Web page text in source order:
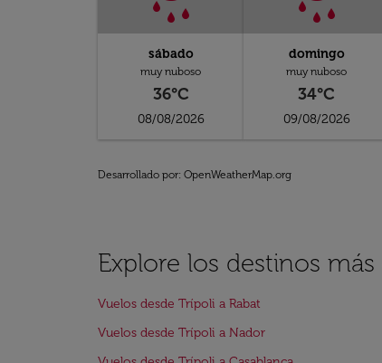
sábado
muy nuboso
36°C
08/08/2026
domingo
muy nuboso
34°C
09/08/2026
Desarrollado por: OpenWeatherMap.org
Explore los destinos
Vuelos desde Trípoli a Rabat
Vuelos desde Trípoli a Nador